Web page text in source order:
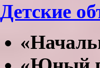
Детские